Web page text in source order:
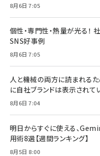
8月6日 7:05
個性・専門性・熱量が光る！
SNS好事例
8月6日 7:05
人と機械の両方に読まれるた
に自社ブランドは表示されて
8月6日 7:04
明日からすぐに使える、
用術8選【週間ランキング】
8月5日 8:00